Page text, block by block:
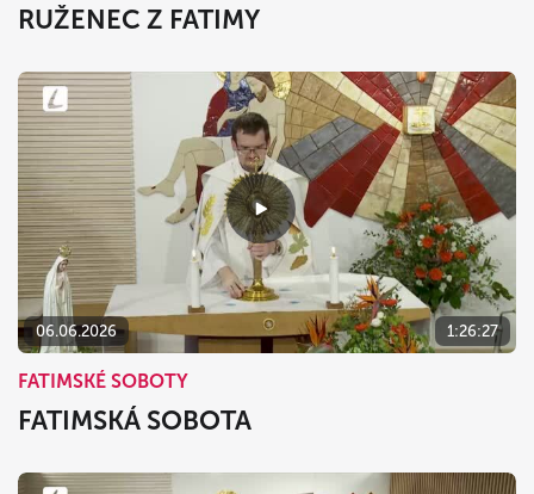
RUŽENEC Z FATIMY
06.06.2026 1:26:27
FATIMSKÉ SOBOTY
FATIMSKÁ SOBOTA